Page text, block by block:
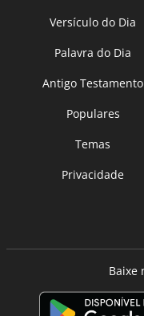
Versículo do Dia
Palavra do Dia
Antigo Testamento
Populares
Temas
Privacidade
Baixe